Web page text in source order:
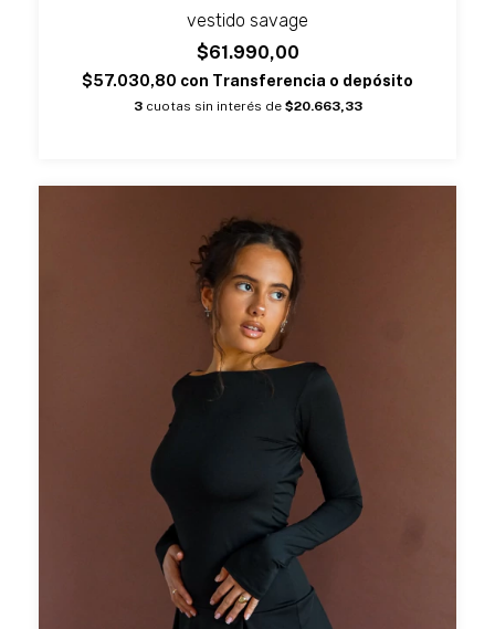
vestido savage
$61.990,00
$57.030,80 con Transferencia o depósito
3 cuotas sin interés de $20.663,33